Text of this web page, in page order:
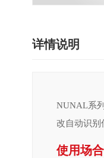
静态开关、整流器、和
电供电中断时能继续为
负荷要求时，具有稳压
合负载要求的交流电。
简化测试过程，同时确
正常（测试时间、设备
可以很容易地分析和整
详情说明
NUNAL系
改自动识别
使用场合